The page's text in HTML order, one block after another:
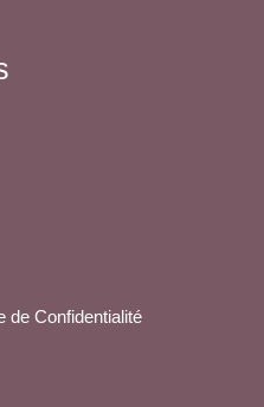
de Confidentialité